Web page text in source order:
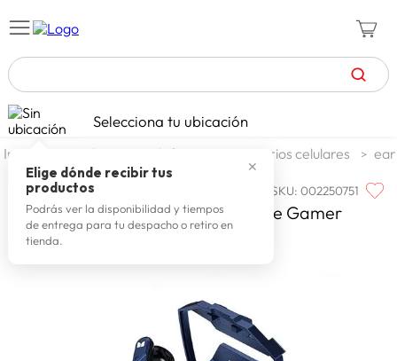
TÉRMINOS MÁS BUSCADOS
1. celulares
2. zapatillas mujer
3. zapatillas hombre
4. moda
Selecciona tu ubicación
✕
Elige dónde recibir tus
productos
Podrás ver la disponibilidad y tiempos
de entrega para tu despacho o retiro en
tienda.
tecnologia telefonia accesorios celulares
MONSTER SKU:002250751
Monster Auidifonos Tws Xkt09 Blue Gamer